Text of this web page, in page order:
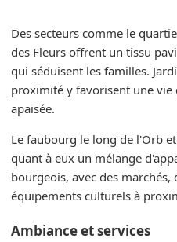
Des secteurs comme le
des Fleurs offrent un tissu
qui séduisent les familles.
proximité y favorisent une
apaisée.
Le faubourg le long de l'Orb
quant à eux un mélange
bourgeois, avec des marchés,
équipements culturels à
Ambiance et services